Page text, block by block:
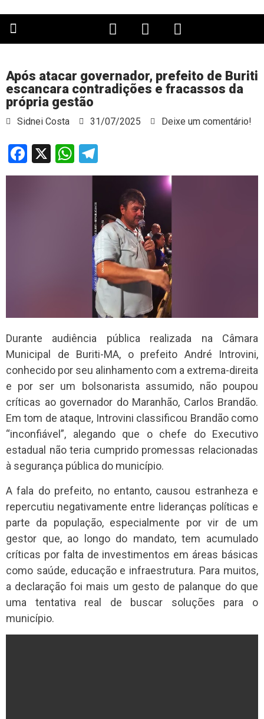
Após atacar governador, prefeito de Buriti
escancara contradições e fracassos da
própria gestão
Sidnei Costa 31/07/2025 Deixe um comentário!
Facebook
X WhatsApp
Durante audiência pública realizada na Câmara
Municipal de Buriti-MA, o prefeito André Introvini,
conhecido por seu alinhamento com a extrema-direita
e por ser um bolsonarista assumido, não poupou
críticas ao governador do Maranhão, Carlos Brandão.
Em tom de ataque, Introvini classificou Brandão como
“inconfiável”, alegando que o chefe do Executivo
estadual não teria cumprido promessas relacionadas
à segurança pública do município.
A fala do prefeito, no entanto, causou estranheza e
repercutiu negativamente entre lideranças políticas e
parte da população, especialmente por vir de um
gestor que, ao longo do mandato, tem acumulado
críticas por falta de investimentos em áreas básicas
como saúde, educação e infraestrutura. Para muitos,
a declaração foi mais um gesto de palanque do que
uma tentativa real de buscar soluções para o
município.